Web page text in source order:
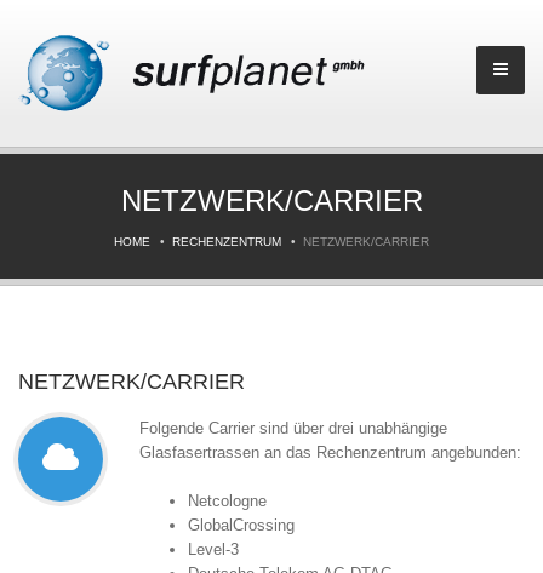
NETZWERK/CARRIER
HOME RECHENZENTRUM NETZWERK/CARRIER
NETZWERK/CARRIER
Folgende Carrier sind über drei unabhängige
Glasfasertrassen an das Rechenzentrum angebunden:
Netcologne
GlobalCrossing
Level-3